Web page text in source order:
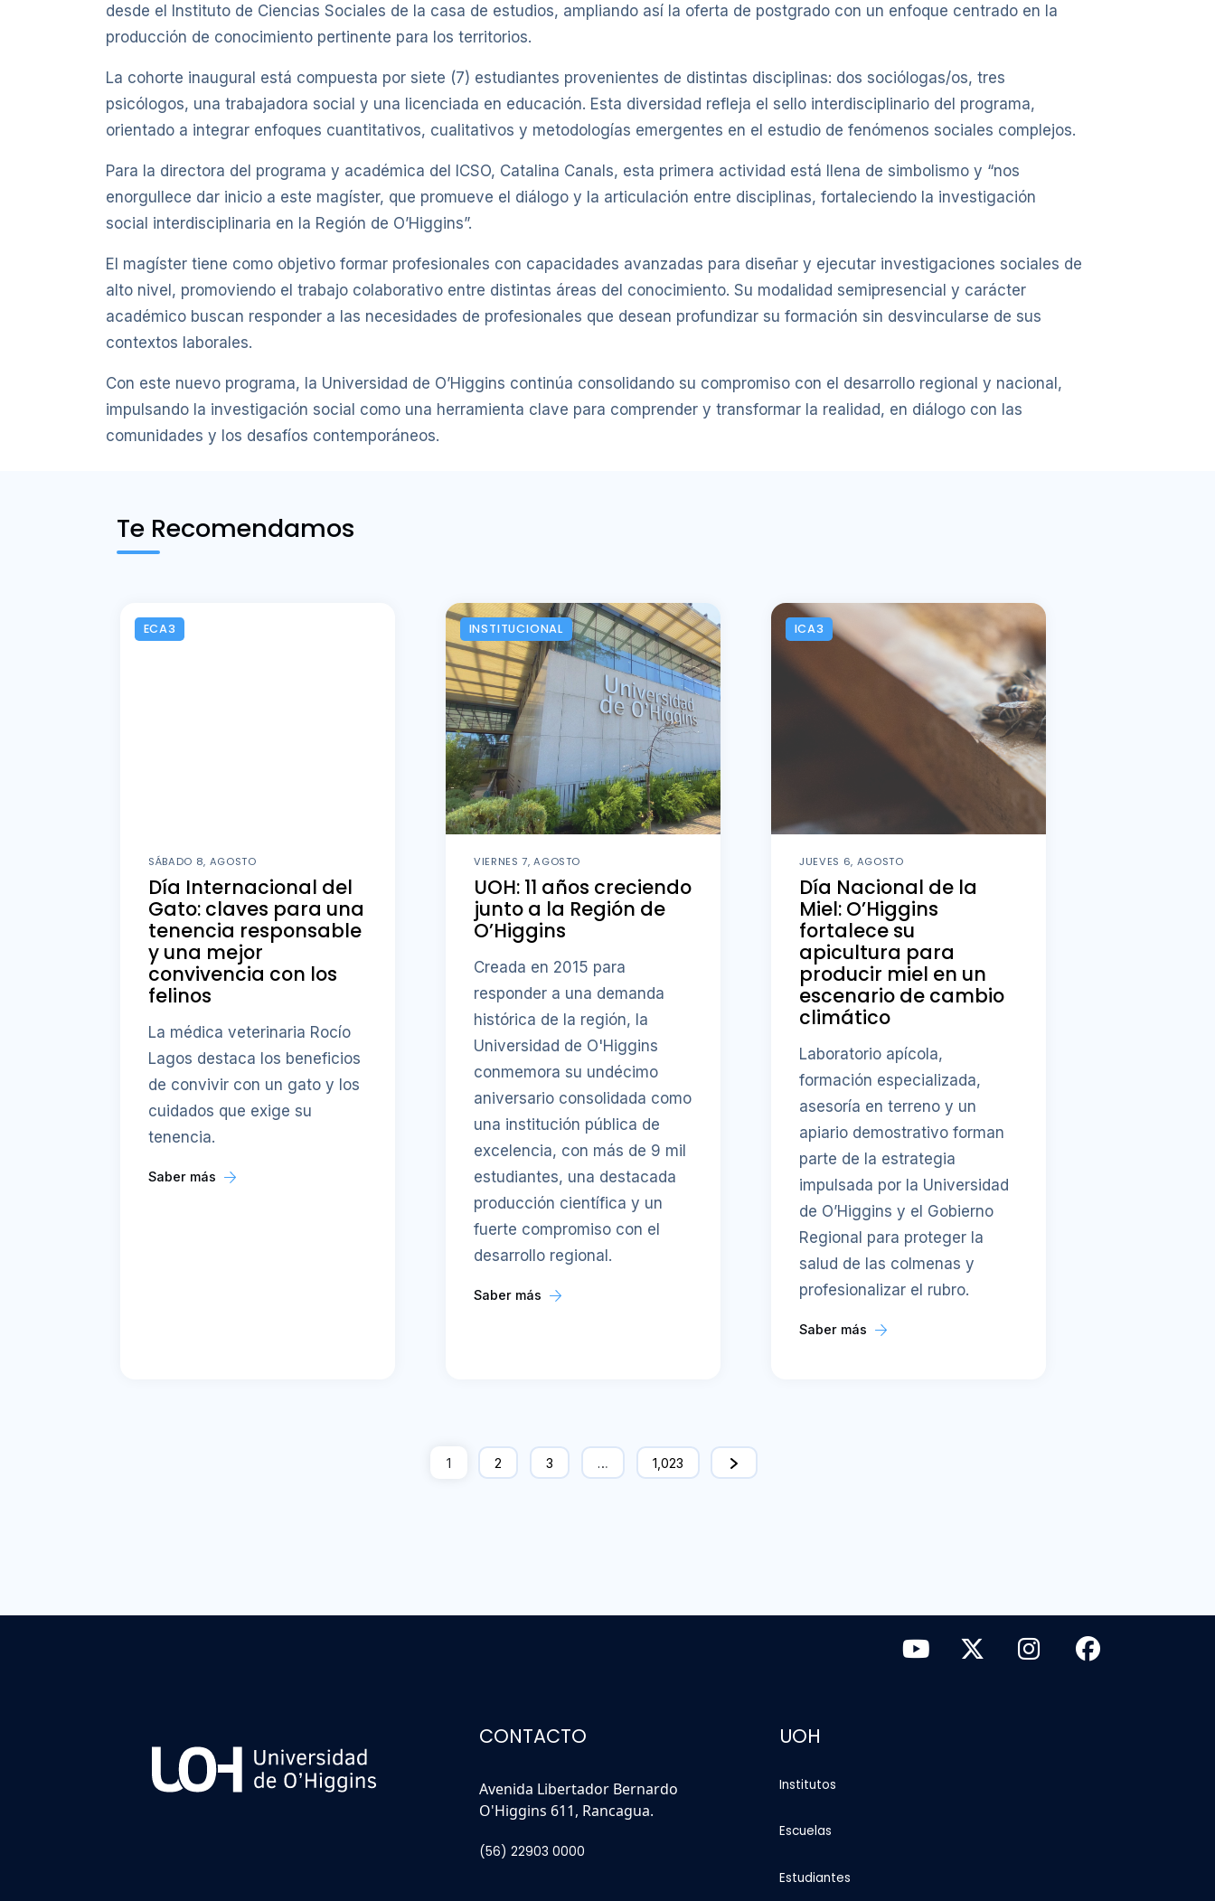
desde el Instituto de Ciencias Sociales de la casa de estudios, ampliando así la oferta de postgrado con un enfoque centrado en la
producción de conocimiento pertinente para los territorios.
La cohorte inaugural está compuesta por siete (7) estudiantes provenientes de distintas disciplinas: dos sociólogas/os, tres
psicólogos, una trabajadora social y una licenciada en educación. Esta diversidad refleja el sello interdisciplinario del programa,
orientado a integrar enfoques cuantitativos, cualitativos y metodologías emergentes en el estudio de fenómenos sociales complejos.
Para la directora del programa y académica del ICSO, Catalina Canals, esta primera actividad está llena de simbolismo y “nos
enorgullece dar inicio a este magíster, que promueve el diálogo y la articulación entre disciplinas, fortaleciendo la investigación
social interdisciplinaria en la Región de O’Higgins”.
El magíster tiene como objetivo formar profesionales con capacidades avanzadas para diseñar y ejecutar investigaciones sociales de
alto nivel, promoviendo el trabajo colaborativo entre distintas áreas del conocimiento. Su modalidad semipresencial y carácter
académico buscan responder a las necesidades de profesionales que desean profundizar su formación sin desvincularse de sus
contextos laborales.
Con este nuevo programa, la Universidad de O’Higgins continúa consolidando su compromiso con el desarrollo regional y nacional,
impulsando la investigación social como una herramienta clave para comprender y transformar la realidad, en diálogo con las
comunidades y los desafíos contemporáneos.
Te Recomendamos
ECA3
SÁBADO 8, AGOSTO
Día Internacional del
Gato: claves para una
tenencia responsable
y una mejor
convivencia con los
felinos
La médica veterinaria Rocío
Lagos destaca los beneficios
de convivir con un gato y los
cuidados que exige su
tenencia.
Saber más
INSTITUCIONAL
VIERNES 7, AGOSTO
UOH: 11 años creciendo
junto a la Región de
O’Higgins
Creada en 2015 para
responder a una demanda
histórica de la región, la
Universidad de O'Higgins
conmemora su undécimo
aniversario consolidada como
una institución pública de
excelencia, con más de 9 mil
estudiantes, una destacada
producción científica y un
fuerte compromiso con el
desarrollo regional.
Saber más
ICA3
JUEVES 6, AGOSTO
Día Nacional de la
Miel: O’Higgins
fortalece su
apicultura para
producir miel en un
escenario de cambio
climático
Laboratorio apícola,
formación especializada,
asesoría en terreno y un
apiario demostrativo forman
parte de la estrategia
impulsada por la Universidad
de O’Higgins y el Gobierno
Regional para proteger la
salud de las colmenas y
profesionalizar el rubro.
Saber más
1 2 3 … 1,023
CONTACTO
Avenida Libertador Bernardo
O'Higgins 611, Rancagua.
(56) 22903 0000
UOH
Institutos
Escuelas
Estudiantes